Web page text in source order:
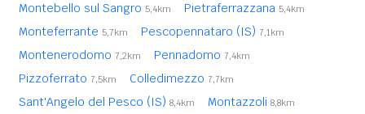
Montebello sul Sangro 5,4km Pietraferrazzana 5,4km
Monteferrante 5,7km Pescopennataro (IS) 7,1km
Montenerodomo 7,2km Pennadomo 7,4km
Pizzoferrato 7,5km Colledimezzo 7,7km
Sant'Angelo del Pesco (IS) 8,4km Montazzoli 8,8km